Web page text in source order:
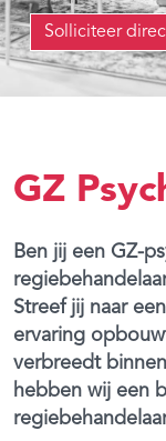
Solliciteer
GZ
Ben jij een GZ-
Streef jij naar
ervaring
verbreedt
hebben wij een